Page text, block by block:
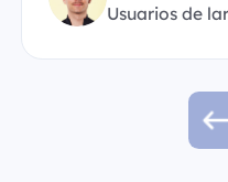
Usuarios de